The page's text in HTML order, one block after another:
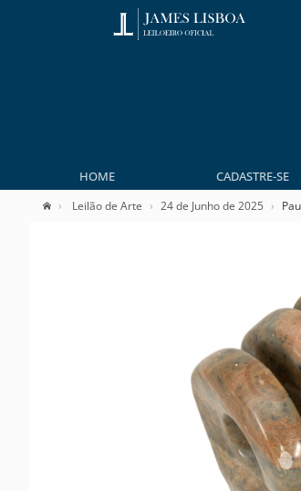
HOME CADASTRE-SE
Leilão de Arte 24 de Junho de 2025